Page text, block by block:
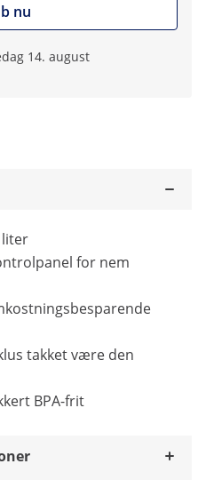
nu
14. august
liter
for nem
takket være den
BPA-frit